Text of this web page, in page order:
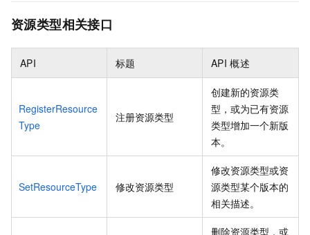
资源类型相关接口
API 标题 API 概述
RegisterResource
Type
注册资源类型
创建新的资源类
型，或为已有资源
类型增加一个新版
本。
SetResourceType 修改资源类型
修改资源类型或资
源类型某个版本的
相关描述。
删除资源类型，或